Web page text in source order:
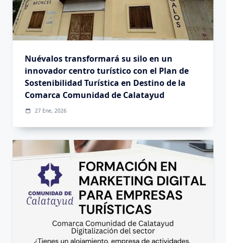
Nuévalos transformará su silo en un
innovador centro turístico con el Plan de
Sostenibilidad Turística en Destino de la
Comarca Comunidad de Calatayud
27 Ene, 2026